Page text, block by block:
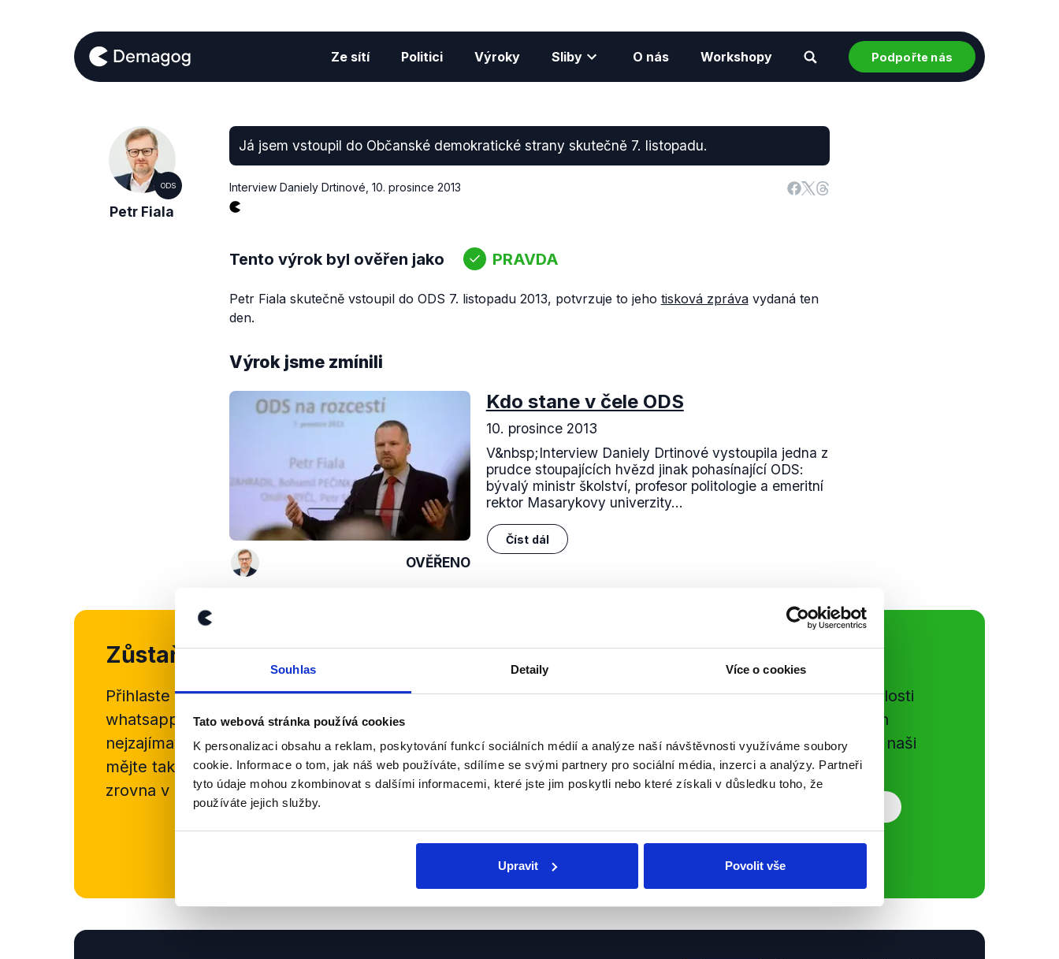
Souhlas Detaily Více o cookies
Tato webová stránka používá cookies
K personalizaci obsahu a reklam, poskytování funkcí sociálních médií a analýze naší návštěvnosti využíváme soubory
cookie. Informace o tom, jak náš web používáte, sdílíme se svými partnery pro sociální média, inzerci a analýzy. Partneři
tyto údaje mohou zkombinovat s dalšími informacemi, které jste jim poskytli nebo které získali v důsledku toho, že
používáte jejich služby.
Upravit Povolit vše
Ze sítí Politici Výroky Sliby O nás Workshopy Podpořte nás
ODS
Petr Fiala
Já jsem vstoupil do Občanské demokratické strany skutečně 7. listopadu.
Interview Daniely Drtinové 10. prosince 2013
Tento výrok byl ověřen jako PRAVDA
Petr Fiala skutečně vstoupil do ODS 7. listopadu 2013, potvrzuje to jeho tisková zprávavydaná ten
den.
Výrok jsme zmínili
OVĚŘENO
Kdo stane v čele ODS
10. prosince 2013
V&nbsp;Interview Daniely Drtinové vystoupila jedna z
prudce stoupajících hvězd jinak pohasínající ODS:
bývalý ministr školství, profesor politologie a emeritní
rektor Masarykovy univerzity...
Číst dál
Zůstaňme v kontaktu
Přihlaste se k odběru našehonewsletteru nebo
whatsappového kanálu, kde pravidelně přinášíme shrnutí
nejzajímavějších článků a analýz. Začněte nás odebírat, a
mějte tak přehled o tom, jaké dezinformace a nepravdy se
zrovna v Česku šíří.
Newsletter WhatsApp
Sociální sítě
Nenechte si ujít nejnovější události
z Demagog.cz. Sdílením našich
příspěvků přátelům podpoříte naši
práci.